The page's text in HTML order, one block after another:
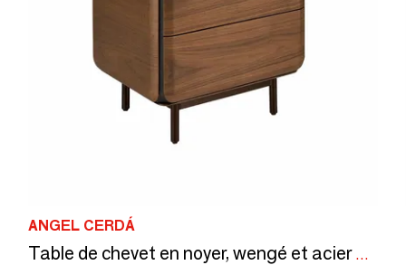
ANGEL CERDÁ
Table de chevet en noyer, wengé et acier marron métal